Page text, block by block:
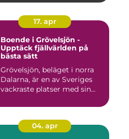
17. apr
Boende i Grövelsjön -
Upptäck fjällvärlden på
bästa sätt
Grövelsjön, beläget i norra
Dalarna, är en av Sveriges
vackraste platser med sin...
04. apr